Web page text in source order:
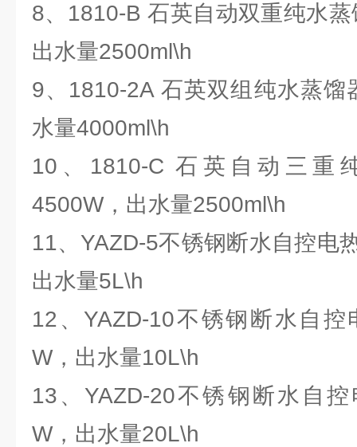
8、1810-B 石英自动双重纯水
出水量2500ml\h
9、1810-2A 石英双组纯水蒸
水量4000ml\h
10、1810-C 石英自动三重
4500W，出水量2500ml\h
11、YAZD-5不锈钢断水自控电
出水量5L\h
12、YAZD-10不锈钢断水自
W，出水量10L\h
13、YAZD-20不锈钢断水自
W，出水量20L\h